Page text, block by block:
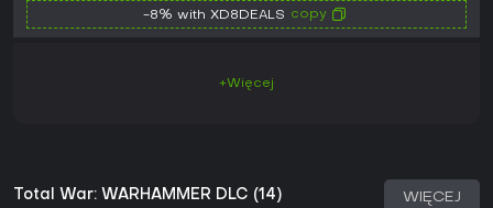
-8% with XD8DEALS copy
+Więcej
Total War: WARHAMMER DLC (14) WIĘCEJ